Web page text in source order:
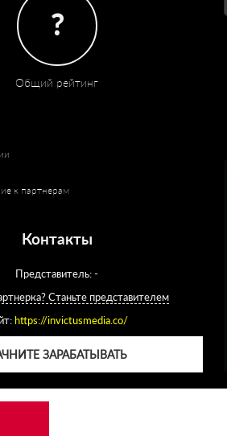
?
Общий рейтинг
к партнерам
Контакты
Представитель: -
Станьте представителем
https://invictusmedia.co/
ЗАРАБАТЫВАТЬ